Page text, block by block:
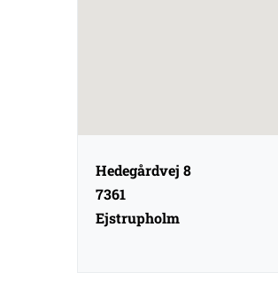
Hedegårdvej 8
7361
Ejstrupholm